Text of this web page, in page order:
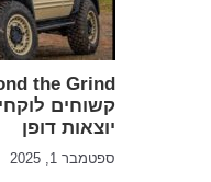
קשוחים
יוצאות דופן
ספטמבר 1, 2025